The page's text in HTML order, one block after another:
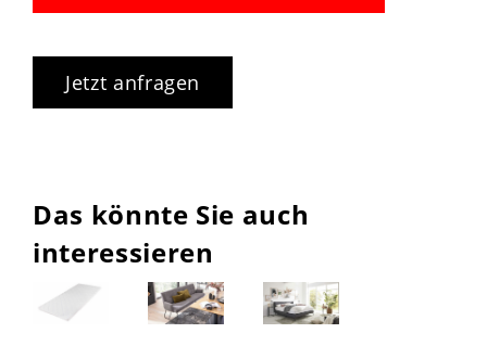
Jetzt anfragen
Das könnte Sie auch
interessieren